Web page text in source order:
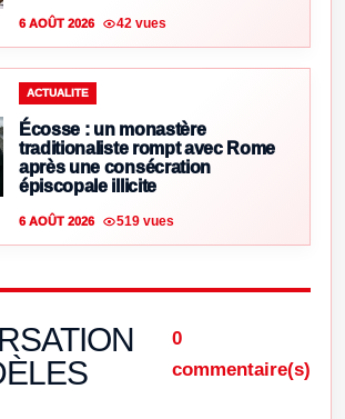
6 AOÛT 2026 42 vues
ACTUALITE
Écosse : un monastère
traditionaliste rompt avec Rome
après une consécration
épiscopale illicite
6 AOÛT 2026 519 vues
0
commentaire(s)